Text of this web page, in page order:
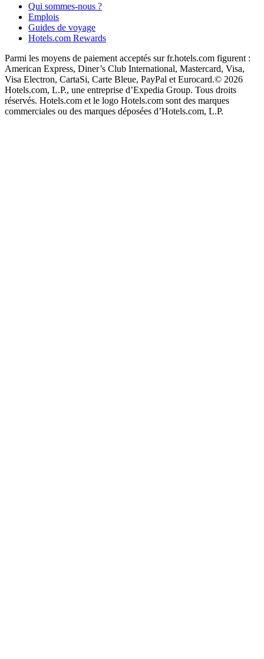
Qui sommes-nous ?
Emplois
Guides de voyage
Hotels.com Rewards
Parmi les moyens de paiement acceptés sur fr.hotels.com figurent :
American Express, Diner’s Club International, Mastercard, Visa,
Visa Electron, CartaSi, Carte Bleue, PayPal et Eurocard.© 2026
Hotels.com, L.P., une entreprise d’Expedia Group. Tous droits
réservés. Hotels.com et le logo Hotels.com sont des marques
commerciales ou des marques déposées d’Hotels.com, L.P.